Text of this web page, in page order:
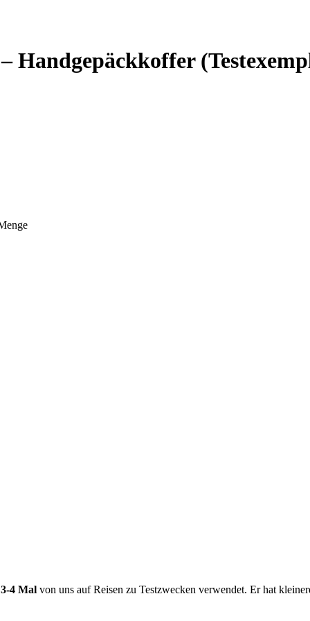
Handgepäckkoffer
4 Mal von uns auf Reisen zu Testzwecken verwendet. Er hat